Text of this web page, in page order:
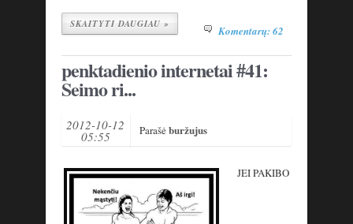
SKAITYTI DAUGIAU » Komentarų: 62
penktadienio internetai #41:
Seimo ri...
2012-10-12
05:55 Parašėburžujus
JEI PAKIBO